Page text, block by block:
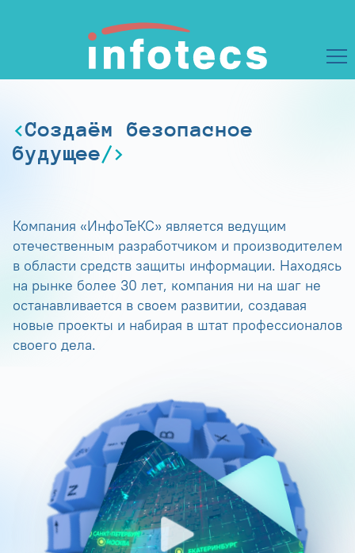
Создаём безопасное
будущее
Компания «ИнфоТеКС» является ведущим
отечественным разработчиком и производителем
в области средств защиты информации. Находясь
на рынке более 30 лет, компания ни на шаг не
останавливается в своем развитии, создавая
новые проекты и набирая в штат профессионалов
своего дела.